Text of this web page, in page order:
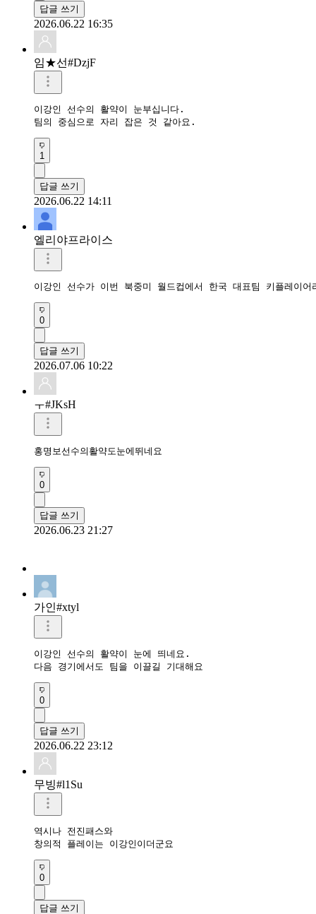
답글 쓰기
2026.06.22 16:35
임★선#DzjF
이강인 선수의 활약이 눈부십니다.
팀의 중심으로 자리 잡은 것 같아요.
1
답글 쓰기
2026.06.22 14:11
엘리야프라이스
이강인 선수가 이번 북중미 월드컵에서 한국 대표팀 키플레이
0
답글 쓰기
2026.07.06 10:22
ㅜ#JKsH
홍명보선수의활약도눈에뛰네요
0
답글 쓰기
2026.06.23 21:27
가인#xtyl
이강인 선수의 활약이 눈에 띄네요.
다음 경기에서도 팀을 이끌길 기대해요
0
답글 쓰기
2026.06.22 23:12
무빙#l1Su
역시나 전진패스와
창의적 플레이는 이강인이더군요
0
답글 쓰기